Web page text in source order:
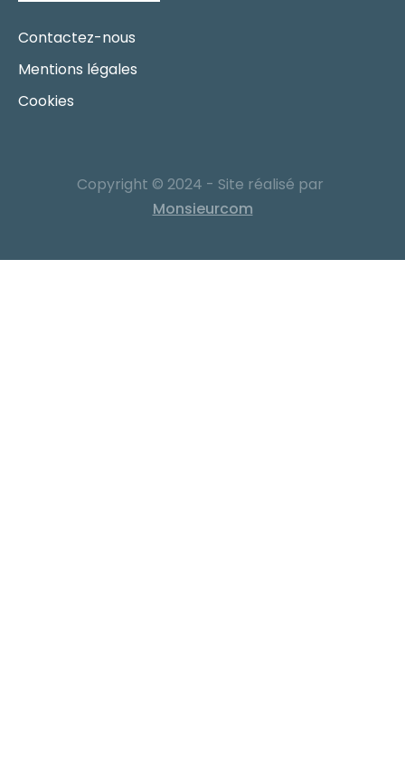
Contactez-nous
Mentions légales
Cookies
Copyright © 2024 - Site réalisé par
Monsieurcom